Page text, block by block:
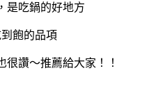
是吃鍋的好地方
飽的品項
讚～推薦給大家！！